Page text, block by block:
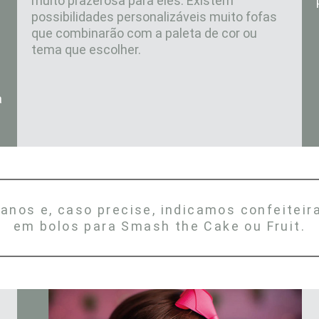
possibilidades personalizáveis muito fofas
que combinarão com a paleta de cor ou
tema que escolher.
e, caso precise, indicamos
em bolos para Smash the Cake ou Fruit.